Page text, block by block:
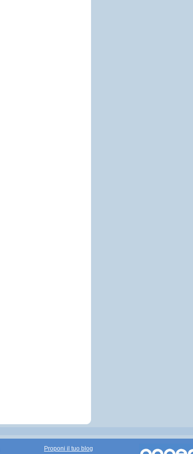
Proponi il tuo blog